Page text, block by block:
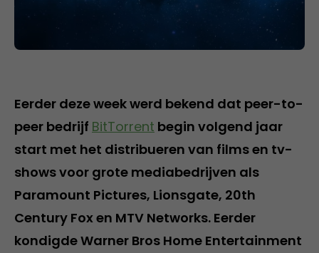
Eerder deze week werd bekend dat peer-to-
peer bedrijf BitTorrent begin volgend jaar
start met het distribueren van films en tv-
shows voor grote mediabedrijven als
Paramount Pictures, Lionsgate, 20th
Century Fox en MTV Networks. Eerder
kondigde Warner Bros Home Entertainment